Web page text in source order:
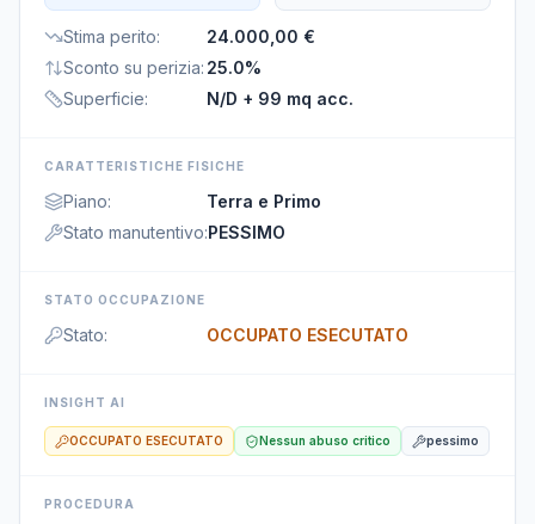
Stima perito:
24.000,00 €
Sconto su perizia: 25.0%
Superficie: N/D + 99 mq acc.
CARATTERISTICHE FISICHE
Piano:
Terra e Primo
Stato manutentivo:PESSIMO
STATO OCCUPAZIONE
Stato: OCCUPATO ESECUTATO
INSIGHT AI
OCCUPATO ESECUTATO Nessun abuso critico pessimo
PROCEDURA